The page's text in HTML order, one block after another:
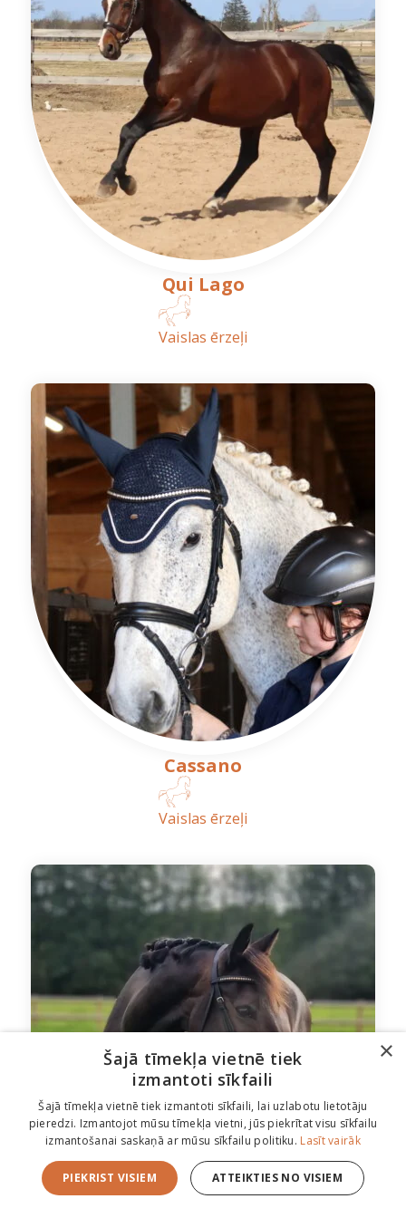
Qui Lago
Vaislas ērzeļi
Cassano
Vaislas ērzeļi
×
Šajā tīmekļa vietnē tiek
izmantoti sīkfaili
Šajā tīmekļa vietnē tiek izmantoti sīkfaili, lai uzlabotu lietotāju
pieredzi. Izmantojot mūsu tīmekļa vietni, jūs piekrītat visu sīkfailu
izmantošanai saskaņā ar mūsu sīkfailu politiku. Lasīt vairāk
PIEKRIST VISIEM ATTEIKTIES NO VISIEM